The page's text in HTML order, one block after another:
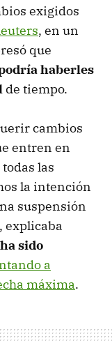
exigidos
, en un
que
haberles
de tiempo.
cambios
entren en
las
la intención
suspensión
explicaba
sido
a
máxima.